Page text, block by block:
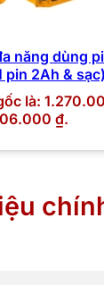
năng dùng
pin 2Ah & sạc)
là:
₫.